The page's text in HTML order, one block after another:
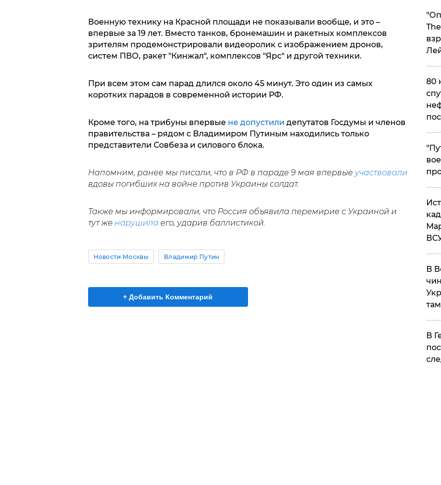
Военную технику на Красной площади не показывали вообще, и это –
впервые за 19 лет. Вместо танков, бронемашин и ракетных комплексов
зрителям продемонстрировали видеоролик с изображением дронов,
систем ПВО, ракет "Кинжал", комплексов "Ярс" и другой техники.
При всем этом сам парад длился около 45 минут. Это один из самых
коротких парадов в современной истории РФ.
Кроме того, на трибуны впервые не допустили депутатов Госдумы и членов
правительства – рядом с Владимиром Путиным находились только
представители Совбеза и силового блока.
Напомним, ранее мы писали, что в РФ в параде 9 мая впервые участвовали
вдовы погибших на войне против Украины солдат.
Также мы информировали, что Россия объявила перемирие с Украиной и
тут же нарушила его, ударив баллистикой.
Новости Москвы Владимир Путин
+ Добавить Комментарий
80
В
​В